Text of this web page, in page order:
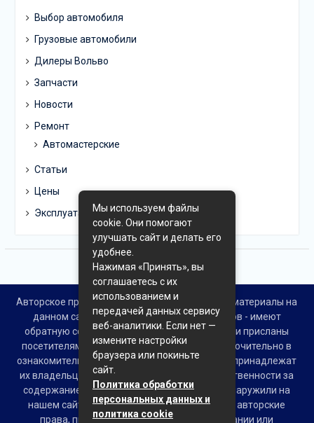
Выбор автомобиля
Грузовые автомобили
Дилеры Вольво
Запчасти
Новости
Ремонт
Автомастерские
Статьи
Цены
Эксплуатация
Авторское право © Все права защищены. Все материалы на
данном сайте взяты из открытых источников - имеют
обратную ссылку на материал в интернете или присланы
посетителями сайта и предоставляются исключительно в
ознакомительных целях. Права на материалы принадлежат
их владельцам. Администрация сайта ответственности за
содержание материала не несет. Если Вы обнаружили на
нашем сайте материалы, которые нарушают авторские
права, принадлежащие Вам, Вашей компании или
Мы используем файлы
cookie. Они помогают
улучшать сайт и делать его
удобнее.
Нажимая «Принять», вы
соглашаетесь с их
использованием и
передачей данных сервису
веб-аналитики. Если нет —
измените настройки
браузера или покиньте
сайт.
Политика обработки
персональных данных и
политика cookie